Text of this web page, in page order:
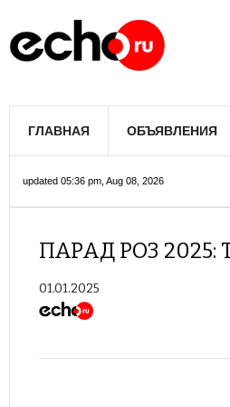
ГЛАВНАЯ ОБЪЯВЛЕНИЯ
updated 05:36 pm, Aug 08, 2026
ПАРАД РОЗ
01.01.2025